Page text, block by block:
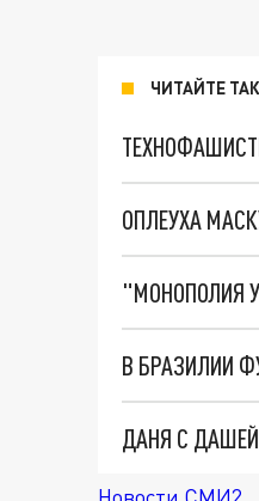
ЧИТАЙТЕ
ОПЛЕУХА
В БРАЗИЛИИ
ДАНЯ С